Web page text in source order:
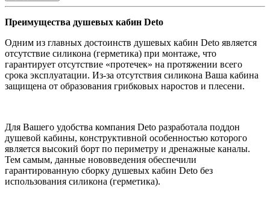
Преимущества душевых кабин Deto
Одним из главных достоинств душевых кабин Deto является
отсутствие силикона (герметика) при монтаже, что
гарантирует отсутствие «протечек» на протяжении всего
срока эксплуатации. Из-за отсутствия силикона Ваша кабина
защищена от образования грибковых наростов и плесени.
Для Вашего удобства компания Deto разработала поддон
душевой кабины, конструктивной особенностью которого
является высокий борт по периметру и дренажные каналы.
Тем самым, данные нововведения обеспечили
гарантированную сборку душевых кабин Deto без
использования силикона (герметика).